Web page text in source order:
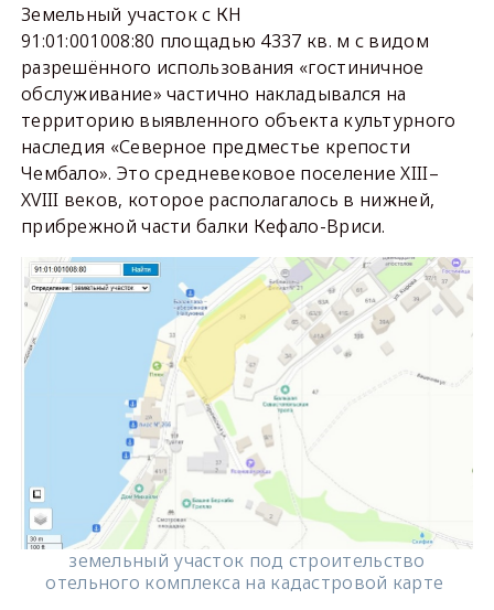
Земельный участок с КН
91:01:001008:80 площадью 4337 кв. м с видом
разрешённого использования «гостиничное
обслуживание» частично накладывался на
территорию выявленного объекта культурного
наследия «Северное предместье крепости
Чембало». Это средневековое поселение XIII–
XVIII веков, которое располагалось в нижней,
прибрежной части балки Кефало-Вриси.
земельный участок под строительство
отельного комплекса на кадастровой карте